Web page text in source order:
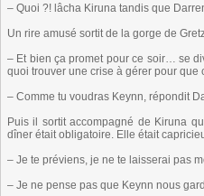
– Quoi ?! lâcha Kiruna tandis que
Un rire amusé sortit de la gorge de
– Et bien ça promet pour ce soir… se
quoi trouver une crise à gérer pour que
– Comme tu voudras Keynn, répondit
Puis il sortit accompagné de Kiruna
dîner était obligatoire. Elle était
– Je te préviens, je ne te laisserai pas
– Je ne pense pas que Keynn nous